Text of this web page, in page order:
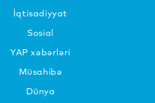
İqtisadiyyat
Sosial
YAP xəbərləri
Müsahibə
Dünya